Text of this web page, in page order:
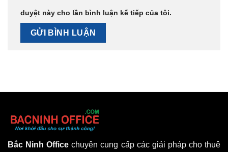
duyệt này cho lần bình luận kế tiếp của tôi.
Bắc Ninh Office chuyên cung cấp các giải pháp cho thuê